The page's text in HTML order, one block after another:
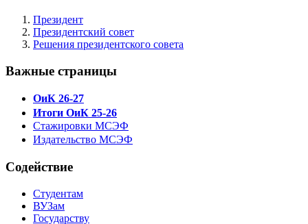
Президент
Президентский совет
Решения президентского совета
Важные страницы
ОиК 26-27
Итоги ОиК 25-26
Стажировки МСЭФ
Издательство МСЭФ
Содействие
Студентам
ВУЗам
Государству